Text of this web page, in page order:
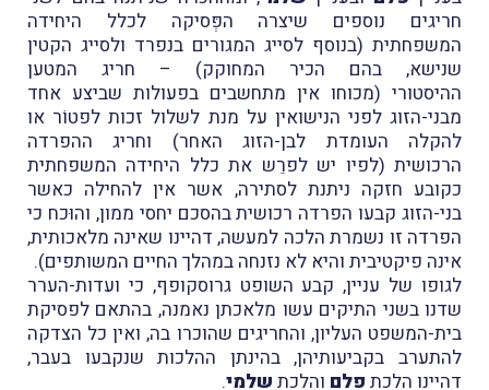
חריגים נוספים שיצרה הפְּסיקה לכלל היחידה
המשפחתית (בנוסף לסייג המגורים בנפרד ולסייג הקטין
שנישא, בהם הכיר המחוקק) – חריג המטען
ההיסטורי (מכוחו אין מתחשבים בפעולות שביצע אחד
מבני-הזוג לפני הנישואין על מנת לשלול זכות לפטוֹר או
להקלה העומדת לבן-הזוג האחר) וחריג ההפרדה
הרכושית (לפיו יש לפרֵש את כלל היחידה המשפחתית
כקובע חזקה ניתנת לסתירה, אשר אין להחילה כאשר
בני-הזוג קבעו הפרדה רכושית בהסכם יחסי ממון, והוּכח כי
הפרדה זו נשמרת הלכה למעשה, דהיינו שאינה מלאכותית,
אינה פיקטיבית והיא לא נזנחה במהלך החיים המשותפים).
לגופו של עניין, קבע השופט גרוסקופף, כי ועדות-הערר
שדנו בשני התיקים עשו מלאכתן נאמנה, בהתאם לפסיקת
בית-המשפט העליון, והחריגים שהוכרו בה, ואין כל הצדקה
להתערב בקביעותיהן, בהינתן ההלכות שנקבעו בעבר,
דהיינו הלכת פלם והלכת שלמי.